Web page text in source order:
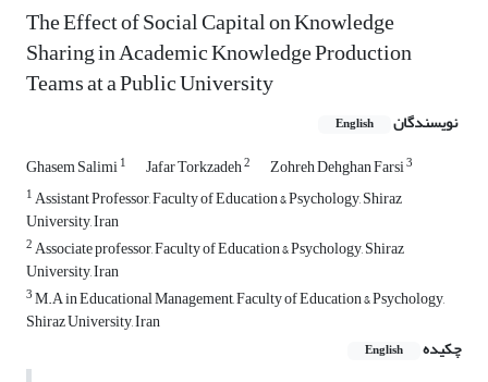
The Effect of Social Capital on Knowledge
Sharing in Academic Knowledge Production
Teams at a Public University
نویسندگان English
Ghasem Salimi1 Jafar Torkzadeh2 Zohreh Dehghan Farsi3
1Assistant Professor, Faculty of Education & Psychology, Shiraz
University, Iran
2Associate professor, Faculty of Education & Psychology, Shiraz
University, Iran
3M.A in Educational Management, Faculty of Education & Psychology,
Shiraz University, Iran
چکیده
English